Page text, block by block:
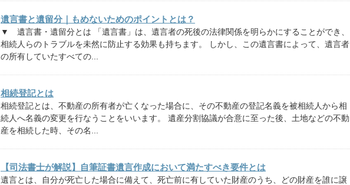
遺言書と遺留分｜もめないためのポイントとは？
▼ 遺言書・遺留分とは 「遺言書」は、遺言者の死後の法律関係を明らかにすることができ、
相続人らのトラブルを未然に防止する効果も持ちます。 しかし、この遺言書によって、遺言者
の所有していたすべての...
相続登記とは
相続登記とは、不動産の所有者が亡くなった場合に、その不動産の登記名義を被相続人から相
続人へ名義の変更を行なうことをいいます。 遺産分割協議が合意に至った後、土地などの不動
産を相続した時、その名...
【司法書士が解説】自筆証書遺言作成において満たすべき要件とは
遺言とは、自分が死亡した場合に備えて、死亡前に有していた財産のうち、どの財産を誰に譲